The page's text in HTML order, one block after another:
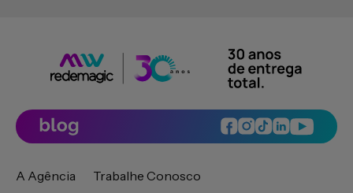
A Agência
Trabalhe Conosco